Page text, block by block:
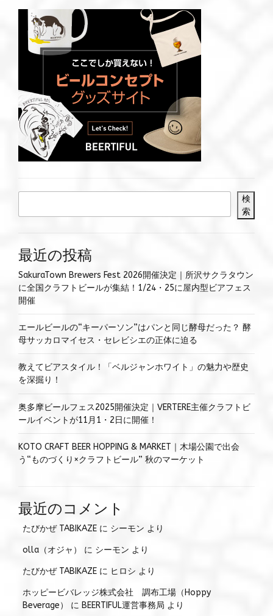
検
索
最近の投稿
SakuraTown Brewers Fest 2026開催決定｜所沢サクラタウン
に全国クラフトビールが集結！1/24・25に屋内型ビアフェス
開催
エールビールの“キーパーソン”はパンと同じ酵母だった？ 酵
母サッカロマイセス・セレビシエの正体に迫る
教えてビアスタイル！「ベルジャンホワイト」の魅力や歴史
を深掘り！
奥多摩ビールフェス2025開催決定｜VERTERE主催クラフトビ
ールイベントが11月1・2日に開催！
KOTO CRAFT BEER HOPPING & MARKET｜木場公園で出会
う“ものづくり×クラフトビール” 秋のマーケット
最近のコメント
たびかぜ TABIKAZE に シーモン より
olla（オジャ） に シーモン より
たびかぜ TABIKAZE に ヒロシ より
ホッピービバレッジ株式会社 調布工場（Hoppy
Beverage）
に BEERTIFUL運営事務局 より